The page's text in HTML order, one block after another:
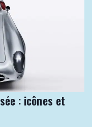
: icônes et